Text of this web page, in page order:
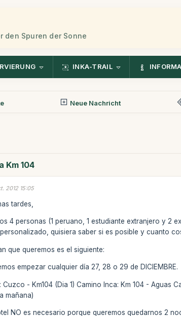
den Spuren der Sonne
INKA-TRAIL
Neue Nachricht
Km 104
2012 15:05
tardes,
4 personas (1 peruano, 1 estudiante extranjero y 2
quisiera saber si es posible y cuanto
que queremos es el siguiente:
empezar cualquier día 27, 28 o 29 de DICIEMBRE.
Cuzco - Km104 (Dia 1) Camino Inca: Km 104 - Aguas
mañana)
NO es necesario porque queremos quedarnos 2